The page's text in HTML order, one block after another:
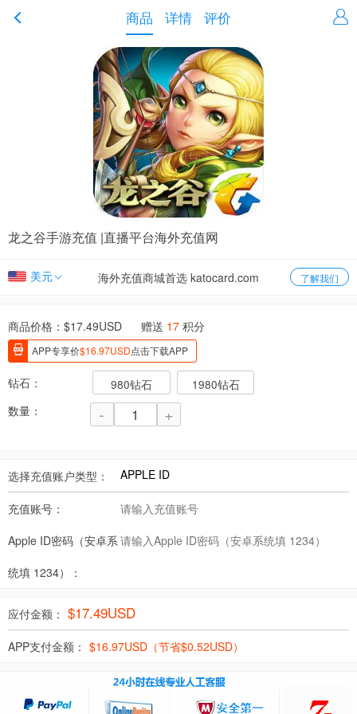
商品 详情 评价
龙之谷手游充值 |直播平台海外充值网
美元 海外充值商城首选 katocard.com 了解我们
商品价格：$17.49USD 赠送 17 积分
APP专享价$16.97USD点击下载APP
钻石： 980钻石
1980钻石
数量：
- +
选择充值账户类型：
充值账号：
Apple ID密码（安卓系
统填 1234）：
应付金额： $17.49USD
APP支付金额： $16.97USD（节省$0.52USD）